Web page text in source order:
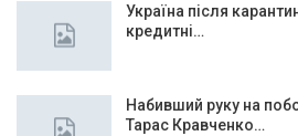
Україна після
кредитні…
Набивший руку на
Тарас Кравченко…